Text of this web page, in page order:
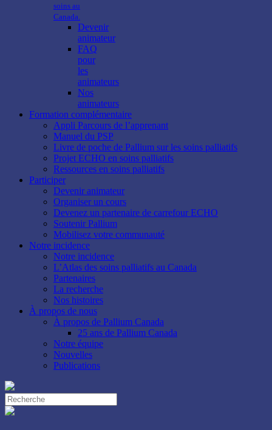
soins au
Canada.
Devenir
animateur
FAQ
pour
les
animateurs
Nos
animateurs
Formation complémentaire
Appli Parcours de l’apprenant
Manuel du PSP
Livre de poche de Pallium sur les soins palliatifs
Projet ECHO en soins palliatifs
Ressources en soins palliatifs
Participer
Devenir animateur
Organiser un cours
Devenez un partenaire de carrefour ECHO
Soutenir Pallium
Mobilisez votre communauté
Notre incidence
Notre incidence
L’Atlas des soins palliatifs au Canada
Partenaires
La recherche
Nos histoires
À propos de nous
À propos de Pallium Canada
25 ans de Pallium Canada
Notre équipe
Nouvelles
Publications
Close